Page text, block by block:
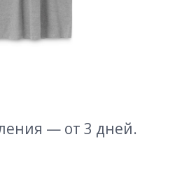
— от 3 дней.